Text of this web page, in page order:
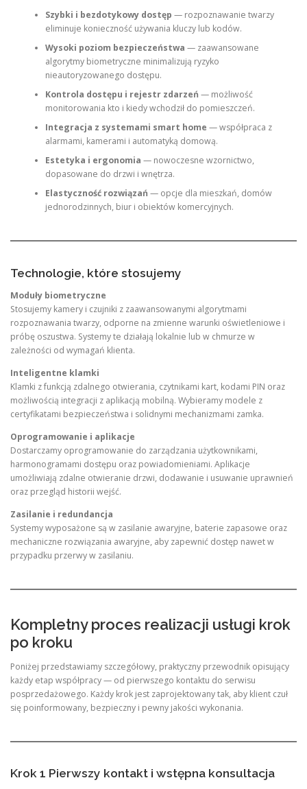
Szybki i bezdotykowy dostęp — rozpoznawanie twarzy
eliminuje konieczność używania kluczy lub kodów.
Wysoki poziom bezpieczeństwa — zaawansowane
algorytmy biometryczne minimalizują ryzyko
nieautoryzowanego dostępu.
Kontrola dostępu i rejestr zdarzeń — możliwość
monitorowania kto i kiedy wchodził do pomieszczeń.
Integracja z systemami smart home — współpraca z
alarmami, kamerami i automatyką domową.
Estetyka i ergonomia — nowoczesne wzornictwo,
dopasowane do drzwi i wnętrza.
Elastyczność rozwiązań — opcje dla mieszkań, domów
jednorodzinnych, biur i obiektów komercyjnych.
Technologie, które stosujemy
Moduły biometryczne
Stosujemy kamery i czujniki z zaawansowanymi algorytmami
rozpoznawania twarzy, odporne na zmienne warunki oświetleniowe i
próbę oszustwa. Systemy te działają lokalnie lub w chmurze w
zależności od wymagań klienta.
Inteligentne klamki
Klamki z funkcją zdalnego otwierania, czytnikami kart, kodami PIN oraz
możliwością integracji z aplikacją mobilną. Wybieramy modele z
certyfikatami bezpieczeństwa i solidnymi mechanizmami zamka.
Oprogramowanie i aplikacje
Dostarczamy oprogramowanie do zarządzania użytkownikami,
harmonogramami dostępu oraz powiadomieniami. Aplikacje
umożliwiają zdalne otwieranie drzwi, dodawanie i usuwanie uprawnień
oraz przegląd historii wejść.
Zasilanie i redundancja
Systemy wyposażone są w zasilanie awaryjne, baterie zapasowe oraz
mechaniczne rozwiązania awaryjne, aby zapewnić dostęp nawet w
przypadku przerwy w zasilaniu.
Kompletny proces realizacji usługi krok
po kroku
Poniżej przedstawiamy szczegółowy, praktyczny przewodnik opisujący
każdy etap współpracy — od pierwszego kontaktu do serwisu
posprzedażowego. Każdy krok jest zaprojektowany tak, aby klient czuł
się poinformowany, bezpieczny i pewny jakości wykonania.
Krok 1 Pierwszy kontakt i wstępna konsultacja